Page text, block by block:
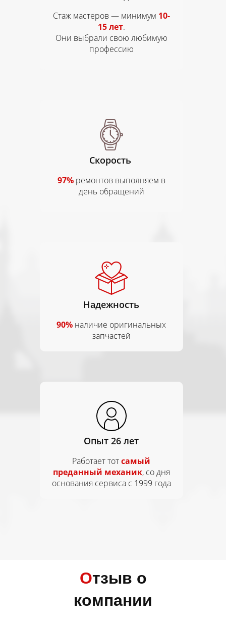
Стаж мастеров — минимум 10-
15 лет.
Они выбрали свою любимую
профессию
​Скорость
97%ремонтов выполняем в
день обращений
Надежность
90% наличие оригинальных
запчастей
Опыт 26 лет
Работает тотсамый
преданный механик, со дня
основания сервиса с 1999 года
Отзыв о
компании